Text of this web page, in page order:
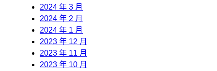
2024 年 3 月
2024 年 2 月
2024 年 1 月
2023 年 12 月
2023 年 11 月
2023 年 10 月